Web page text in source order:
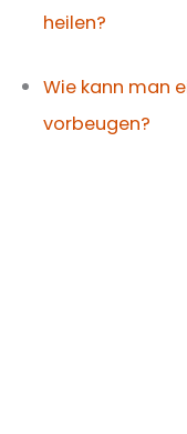
heilen?
Wie kann man
vorbeugen?